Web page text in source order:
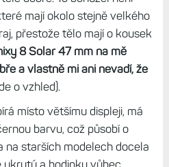
také lunetou, resp. jejím
má stejnou velikost jako
na solárním modelu je menší
Samotná šířka lunety je
jen jejím průměrem,
čtyři milimetry menší.
displeje tak výrazný okraj,
a i s malým displejem